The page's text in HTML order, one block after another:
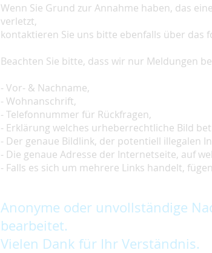
Wenn Sie Grund zur Annahme haben, das
verletzt,
kontaktieren Sie uns bitte ebenfalls über das
Beachten Sie bitte, dass wir nur Meldungen
- Vor- & Nachname,
- Wohnanschrift,
- Telefonnummer für Rückfragen,
- Erklärung welches urheberrechtliche Bild
- Der genaue Bildlink, der potentiell illegalen
- Die genaue Adresse der Internetseite, auf
- Falls es sich um mehrere Links handelt,
Anonyme oder unvollständige
bearbeitet.
Vielen Dank für Ihr Verständnis.